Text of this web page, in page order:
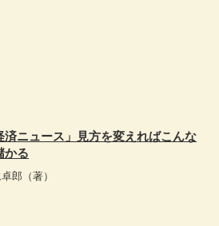
済ニュース」見方を変えればこんな
かる
郎 （著）